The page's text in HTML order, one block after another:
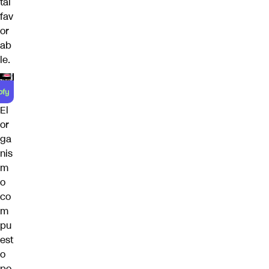
fav
or
ab
le.
El
or
ga
nis
m
o
co
m
pu
est
o